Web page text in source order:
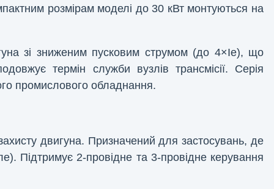
розмірам моделі до 30 кВт монтуються на
зі зниженим пусковим струмом (до 4×Ie), що
термін служби вузлів трансмісії. Серія
промислового обладнання.
двигуна. Призначений для застосувань, де
Підтримує 2-провідне та 3-провідне керування